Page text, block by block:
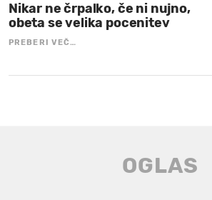
Nikar ne črpalko, če ni nujno,
obeta se velika pocenitev
PREBERI VEČ…